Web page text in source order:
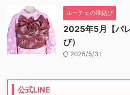
ルーチェの帯結び
2025年5月【パ
び）
2025/5/31
公式LINE